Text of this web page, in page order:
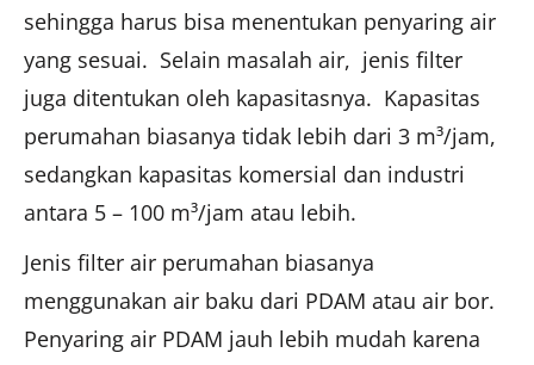
sehingga harus bisa menentukan penyaring air
yang sesuai. Selain masalah air, jenis filter
juga ditentukan oleh kapasitasnya. Kapasitas
perumahan biasanya tidak lebih dari 3 m³/jam,
sedangkan kapasitas komersial dan industri
antara 5 – 100 m³/jam atau lebih.
Jenis filter air perumahan biasanya
menggunakan air baku dari PDAM atau air bor.
Penyaring air PDAM jauh lebih mudah karena